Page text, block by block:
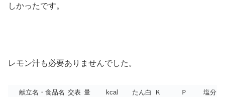
しかったです。
レモン汁も必要ありませんでした。
献立名・食品名 交表 量 kcal たん白 Ｋ Ｐ
塩分